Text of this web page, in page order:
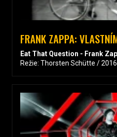
FRANK ZAPPA:
Eat That Question - Frank
Režie: Thorsten Schütte /